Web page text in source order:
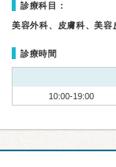
診療科目：
美容外科、皮膚科、美容
診療時間
10:00-19:00